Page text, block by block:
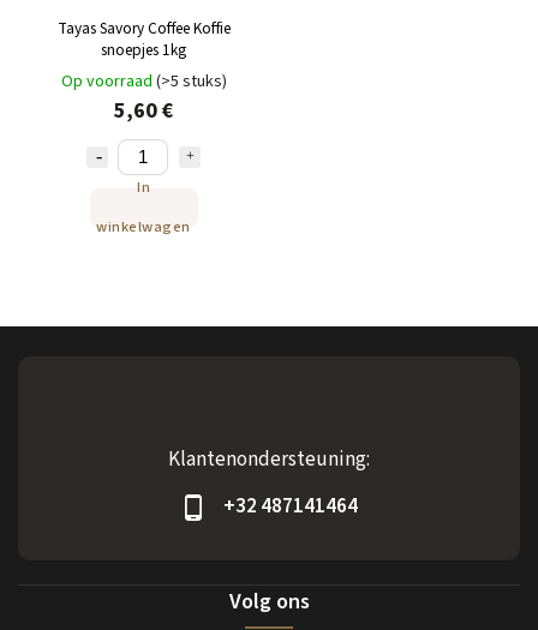
Tayas Savory Coffee Koffie
snoepjes 1kg
Op voorraad (>5 stuks)
5,60 €
In
winkelwagen
Klantenondersteuning:
+32 487141464
Volg ons